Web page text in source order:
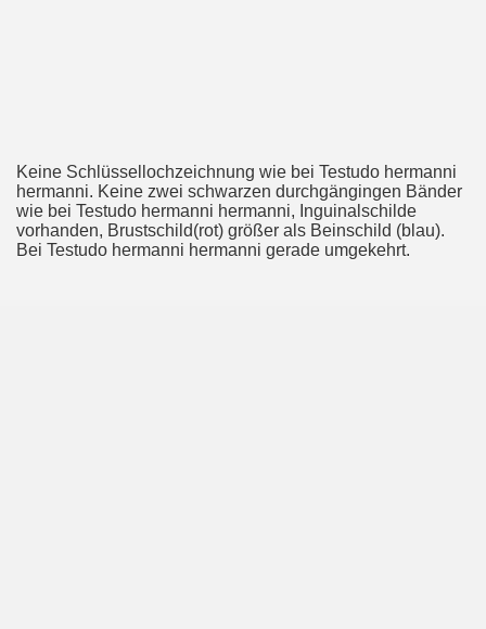
Keine Schlüssellochzeichnung wie bei Testudo hermanni
hermanni. Keine zwei schwarzen durchgängingen Bänder
wie bei Testudo hermanni hermanni, Inguinalschilde
vorhanden, Brustschild(rot) größer als Beinschild (blau).
Bei Testudo hermanni hermanni gerade umgekehrt.